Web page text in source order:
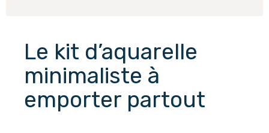
Le kit d’aquarelle
minimaliste à
emporter partout